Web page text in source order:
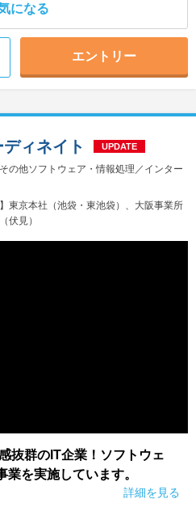
になる
エントリー
の他ソフトウェア・情報処理／インター
東京本社（池袋・東池袋）、大阪事業所
伏見）
ィネイト UPDATE
抜群のIT企業！ソフトウェ
を実施しています。
詳細を見る